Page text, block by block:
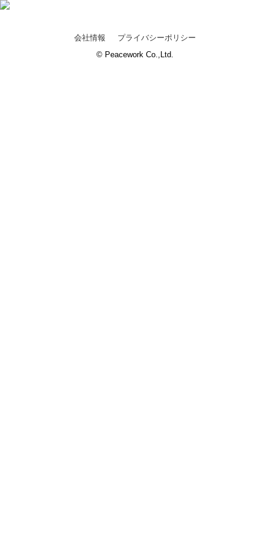
会社情報
プライバシーポリシー
© Peacework Co.,Ltd.